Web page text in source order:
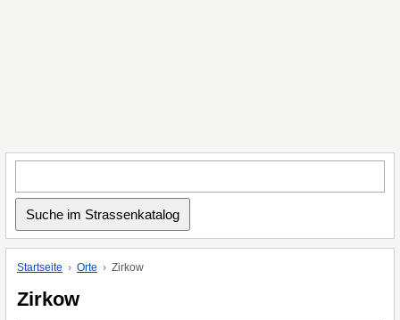
Startseite Orte Zirkow
Zirkow